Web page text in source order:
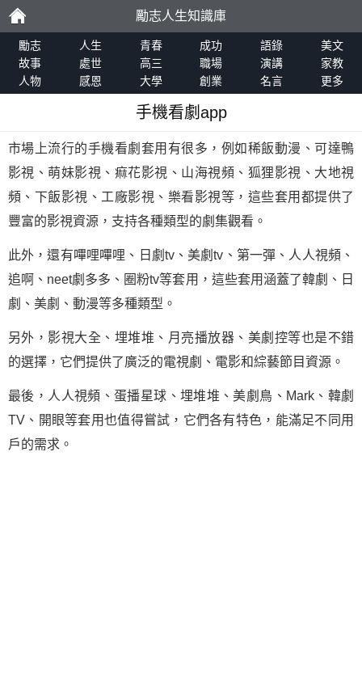
勵
志
勵志人生知識庫
勵志 人生 青春 成功 語錄
美文
故事
處世 高三 職場 演講
家教
人物
感恩 大學 創業 名言 更多
手機看劇app
市場上流行的手機看劇套用有很多，例如稀飯動漫、可達鴨
影視、萌妹影視、痲花影視、山海視頻、狐狸影視、大地視
頻、下飯影視、工廠影視、樂看影視等，這些套用都提供了
豐富的影視資源，支持各種類型的劇集觀看。
此外，還有嗶哩嗶哩、日劇tv、美劇tv、第一彈、人人視頻、
追啊、neet劇多多、圈粉tv等套用，這些套用涵蓋了韓劇、日
劇、美劇、動漫等多種類型。
另外，影視大全、埋堆堆、月亮播放器、美劇控等也是不錯
的選擇，它們提供了廣泛的電視劇、電影和綜藝節目資源。
最後，人人視頻、蛋播星球、埋堆堆、美劇鳥、Mark、韓劇
TV、開眼等套用也值得嘗試，它們各有特色，能滿足不同用
戶的需求。